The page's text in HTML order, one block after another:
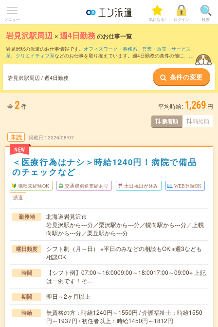
メニュー 気になる! ログイン 検索
岩見沢駅周辺 ×週4日勤務のお仕事一覧
岩見沢駅の派遣のお仕事情報です。 オフィスワーク・事務系、 営業・販売・サービス
系、 クリエイティブ系などのお仕事を取り揃えています。週4日勤務の条件の他に、 交
岩見沢駅周辺 / 週4日勤務 条件の変更
全 2件 平均時給: 1,269 円
新着順 時給順
未読
NEW
掲載日 2026/08/07
＜医療行為はナシ＞時給1240円！病院で備品
のチェックなど
職種未経験OK 交通費別途支給あり 土日祝日が休み WEB登録OK
派遣
勤務地
北海道岩見沢市
岩見沢駅から---分／栗沢駅から---分／幌向駅から---分／上幌
向駅から---分／栗丘駅から---分
曜日頻度
シフト制（月～日） ※平日のみなどの相談もOK ※週3なども
相談OK
時間
【シフト例】07:00～16:0009:00～18:0017:00～09:00※ 上記
は一例です！そ…
期間 即日～2ヶ月以上
時給
無資格の方：時給1240円～1550円 / 介護福祉士：時給1550
円～1937円 / 初任者以上：時給1450円～1812円